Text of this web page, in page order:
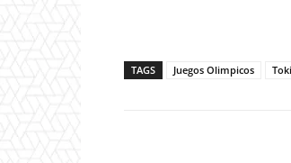
TAGS Juegos Olimpicos